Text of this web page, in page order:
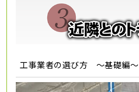
工事業者の選び方 ～基礎編～